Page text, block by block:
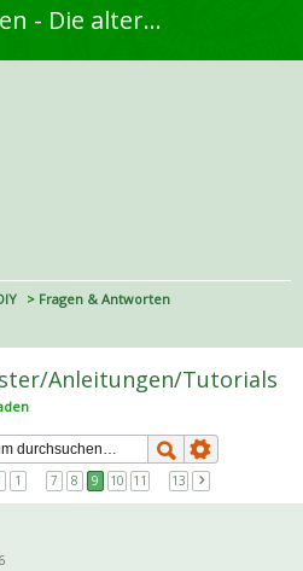
Nähkromanten - Die alternative Näh- und DIY-Community
Fragen & Antworten
Anleitungen/Tutorials
1 7 8 9 10 11 13